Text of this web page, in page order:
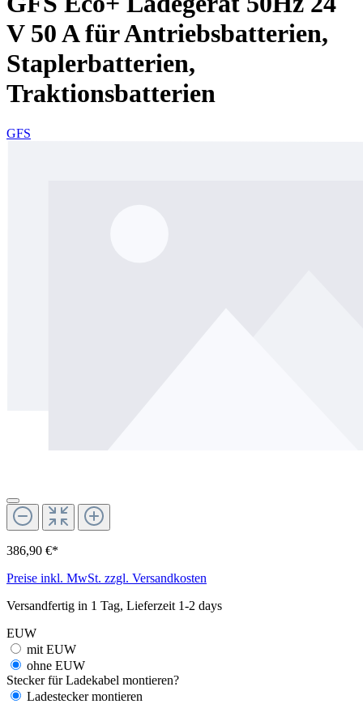
V 50 A für Antriebsbatterien,
Staplerbatterien,
Traktionsbatterien
GFS
386,90 €*
Preise inkl. MwSt. zzgl. Versandkosten
Versandfertig in 1 Tag, Lieferzeit 1-2 days
EUW
mit EUW
ohne EUW
Stecker für Ladekabel montieren?
Ladestecker montieren